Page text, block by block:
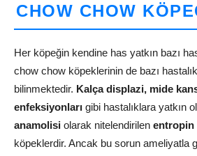
CHOW CHOW
Her köpeğin kendine has yatkın bazı
chow chow köpeklerinin de bazı
bilinmektedir. Kalça displazi, mide
enfeksiyonları gibi hastalıklara yatkın
anamolisi olarak nitelendirilen entropin
köpeklerdir. Ancak bu sorun ameliyatla